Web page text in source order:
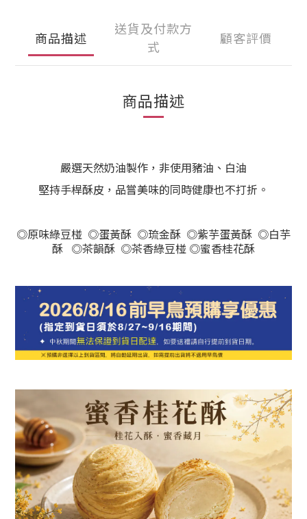
商品描述
送貨及付款方
式
顧客評價
商品描述
嚴選天然奶油製作，非使用豬油、白油
堅持手桿酥皮，品嘗美味的同時健康也不打折。
◎原味綠豆椪 ◎蛋黃酥 ◎琉金酥 ◎紫芋蛋黃酥 ◎白芋
酥 ◎茶韻酥 ◎茶香綠豆椪 ◎蜜香桂花酥